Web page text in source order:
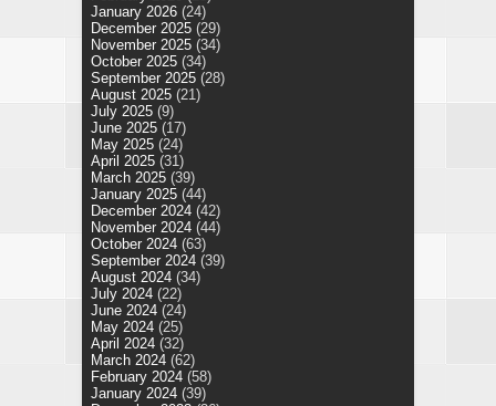
January 2026 (24)
December 2025 (29)
November 2025 (34)
October 2025 (34)
September 2025 (28)
August 2025 (21)
July 2025 (9)
June 2025 (17)
May 2025 (24)
April 2025 (31)
March 2025 (39)
January 2025 (44)
December 2024 (42)
November 2024 (44)
October 2024 (63)
September 2024 (39)
August 2024 (34)
July 2024 (22)
June 2024 (24)
May 2024 (25)
April 2024 (32)
March 2024 (62)
February 2024 (58)
January 2024 (39)